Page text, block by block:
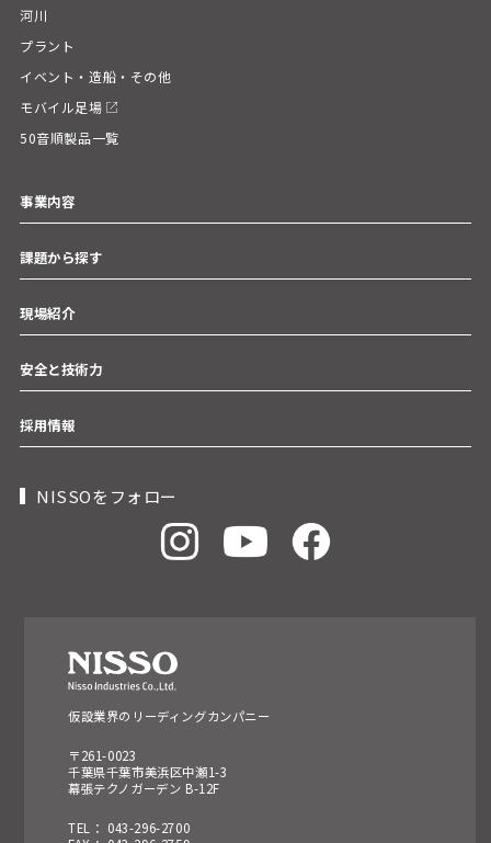
河川
プラント
イベント・造船・その他
モバイル足場
50音順製品一覧
事業内容
課題から探す
現場紹介
安全と技術力
採用情報
NISSOをフォロー
仮設業界のリーディングカンパニー
〒261-0023
千葉県千葉市美浜区中瀬1-3
幕張テクノガーデン B-12F
TEL： 043-296-2700